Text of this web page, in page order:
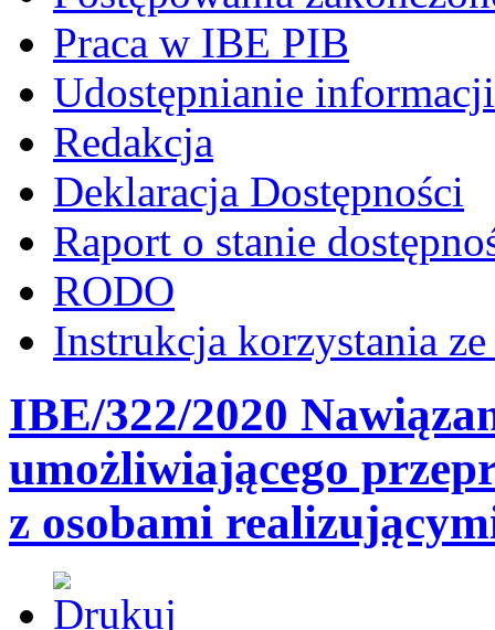
Praca w IBE PIB
Udostępnianie informacji
Redakcja
Deklaracja Dostępności
Raport o stanie
RODO
Instrukcja korzystania
IBE/322/2020
umożliwiającego
z osobami